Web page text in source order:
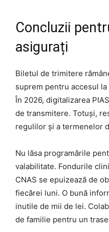
Concluzii
asigurați
Biletul de trimitere
suprem pentru accesul
În 2026, digitalizarea
de transmitere. Totuși,
regulilor și a termenelor
Nu lăsa programările
valabilitate. Fondurile
CNAS se epuizează de
fiecărei luni. O bună
inutile de mii de lei.
de familie pentru un